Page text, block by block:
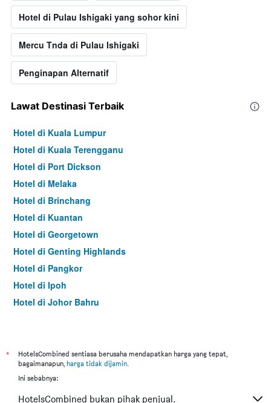
Hotel di Pulau Ishigaki yang sohor kini
Mercu Tnda di Pulau Ishigaki
Penginapan Alternatif
Lawat Destinasi Terbaik
Hotel di Kuala Lumpur
Hotel di Kuala Terengganu
Hotel di Port Dickson
Hotel di Melaka
Hotel di Brinchang
Hotel di Kuantan
Hotel di Georgetown
Hotel di Genting Highlands
Hotel di Pangkor
Hotel di Ipoh
Hotel di Johor Bahru
Hotel di Kuching
Hotel di Tokyo
*
HotelsCombined sentiasa berusaha mendapatkan harga yang tepat,
bagaimanapun, harga tidak dijamin.
Ini sebabnya:
HotelsCombined bukan pihak penjual.